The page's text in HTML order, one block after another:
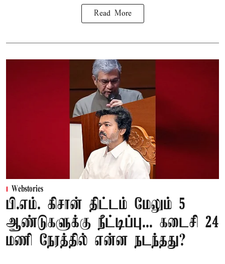
Read More
Webstories
பி.எம். கிசான் திட்டம் மேலும் 5
ஆண்டுகளுக்கு நீட்டிப்பு... கடைசி 24
மணி நேரத்தில் என்ன நடந்தது?